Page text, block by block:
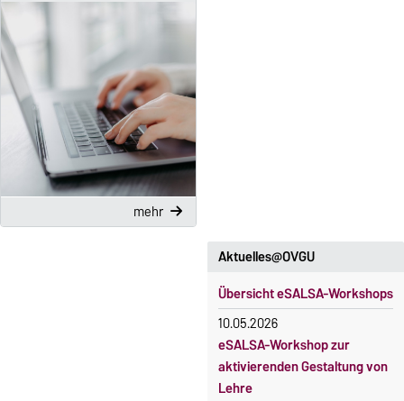
mehr
Aktuelles@OVGU
Übersicht eSALSA-Workshops
10.05.2026
eSALSA-Workshop zur
aktivierenden Gestaltung von
Lehre